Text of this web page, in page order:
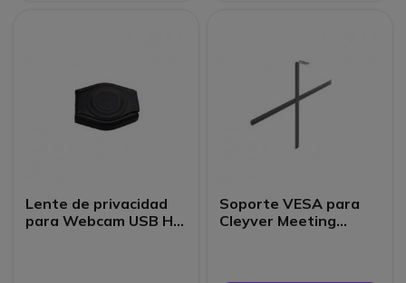
Lente de privacidad
para Webcam USB HD
Soporte VESA para
Cleyver Meeting